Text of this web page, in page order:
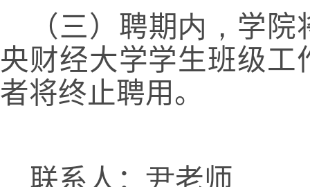
（三）聘期内， 学院
央财经大学学生班级
者将终止聘用。
联系人： 尹老师